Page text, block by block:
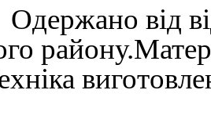
Одержано від